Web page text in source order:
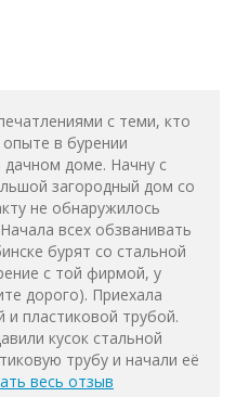
с теми, кто
в бурении
доме. Начну с
загородный дом со
не обнаружилось
всех обзванивать
бурят со стальной
с той фирмой, у
дорого). Приехала
и пластиковой трубой.
кусок стальной
трубу и начали её
весь отзыв